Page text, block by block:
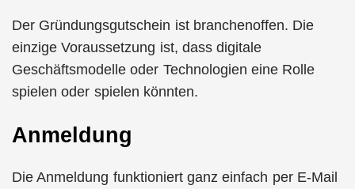
Der Gründungsgutschein ist branchenoffen. Die
einzige Voraussetzung ist, dass digitale
Geschäftsmodelle oder Technologien eine Rolle
spielen oder spielen könnten.
Anmeldung
Die Anmeldung funktioniert ganz einfach per E-Mail